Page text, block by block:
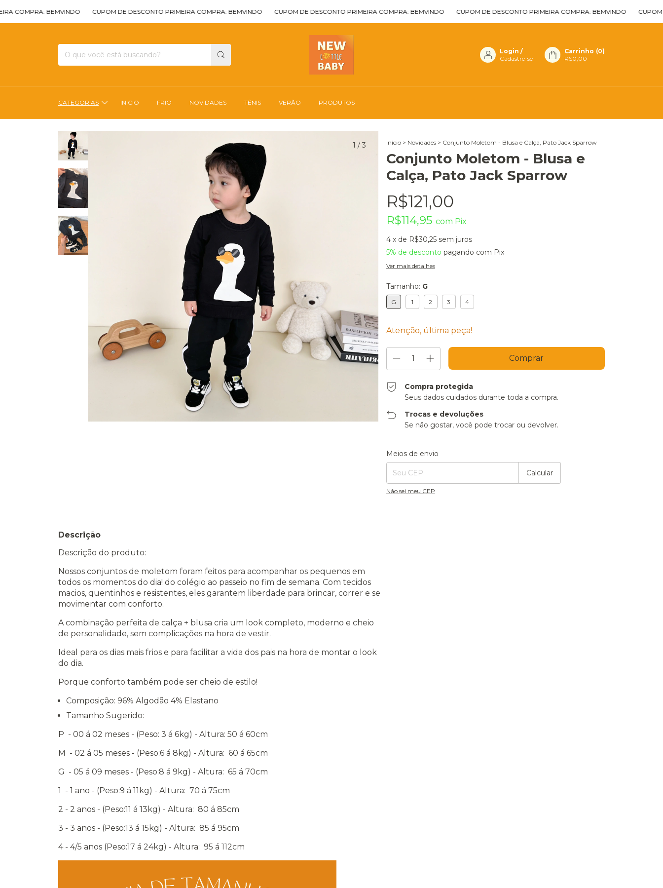
BEMVINDO CUPOM DE DESCONTO PRIMEIRA COMPRA: BEMVINDO CUPOM DE DESCONTO PRIMEIRA COMPRA: BEMVINDO CUPOM DE DESCONTO PRIMEIRA COMPRA: BEMVINDO CUPOM DE
Login /
Cadastre-se
Carrinho (0)
R$0,00
CATEGORIAS INICIO FRIO NOVIDADES TÊNIS VERÃO PRODUTOS
1 / 3 Início > Novidades > Conjunto Moletom - Blusa e Calça, Pato Jack Sparrow
Conjunto Moletom - Blusa e
Calça, Pato Jack Sparrow
R$121,00
R$114,95 com Pix
4 x de R$30,25 sem juros
5% de desconto pagando com Pix
Ver mais detalhes
Tamanho: G
G 1 2 3 4
Atenção, última peça!
Compra protegida
Seus dados cuidados durante toda a compra.
Trocas e devoluções
Se não gostar, você pode trocar ou devolver.
Entregas para o CEP:
Meios de envio
Calcular
Não sei meu CEP
Descrição
Descrição do produto:
Nossos conjuntos de moletom foram feitos para acompanhar os pequenos em
todos os momentos do dia! do colégio ao passeio no fim de semana. Com tecidos
macios, quentinhos e resistentes, eles garantem liberdade para brincar, correr e se
movimentar com conforto.
A combinação perfeita de calça + blusa cria um look completo, moderno e cheio
de personalidade, sem complicações na hora de vestir.
Ideal para os dias mais frios e para facilitar a vida dos pais na hora de montar o look
do dia.
Porque conforto também pode ser cheio de estilo!
Composição: 96% Algodão 4% Elastano
Tamanho Sugerido:
P - 00 á 02 meses - (Peso: 3 á 6kg) - Altura: 50 á 60cm
M - 02 á 05 meses - (Peso:6 á 8kg) - Altura: 60 á 65cm
G - 05 á 09 meses - (Peso:8 á 9kg) - Altura: 65 á 70cm
1 - 1 ano - (Peso:9 á 11kg) - Altura: 70 á 75cm
2 - 2 anos - (Peso:11 á 13kg) - Altura: 80 á 85cm
3 - 3 anos - (Peso:13 á 15kg) - Altura: 85 á 95cm
4 - 4/5 anos (Peso:17 á 24kg) - Altura: 95 á 112cm